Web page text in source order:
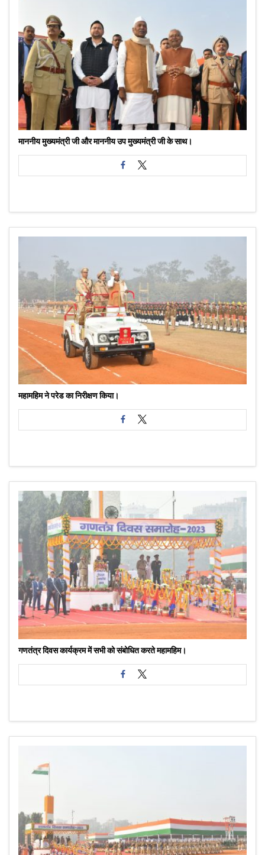
माननीय मुख्यमंत्री जी और माननीय उप मुख्यमंत्री जी के साथ।
महामहिम ने परेड का निरीक्षण किया।
गणतंत्र दिवस कार्यक्रम में सभी को संबोधित करते महामहिम।